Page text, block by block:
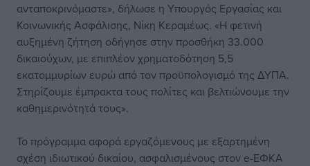
ανταποκρινόμαστε», δήλωσε η Υπουργός Εργασίας και
Κοινωνικής Ασφάλισης, Νίκη Κεραμέως. «Η φετινή
αυξημένη ζήτηση οδήγησε στην προσθήκη 33.000
δικαιούχων, με επιπλέον χρηματοδότηση 5,5
εκατομμυρίων ευρώ από τον προϋπολογισμό της ΔΥΠΑ.
Στηρίζουμε έμπρακτα τους πολίτες και βελτιώνουμε την
καθημερινότητά τους».
Το πρόγραμμα αφορά εργαζόμενους με εξαρτημένη
σχέση ιδιωτικού δικαίου, ασφαλισμένους στον e-ΕΦΚΑ